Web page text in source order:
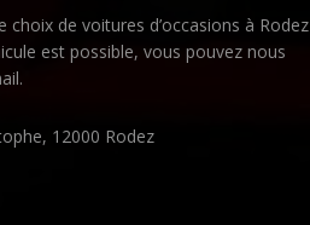
de voitures d’occasions à Rodez
est possible, vous pouvez nous
12000 Rodez